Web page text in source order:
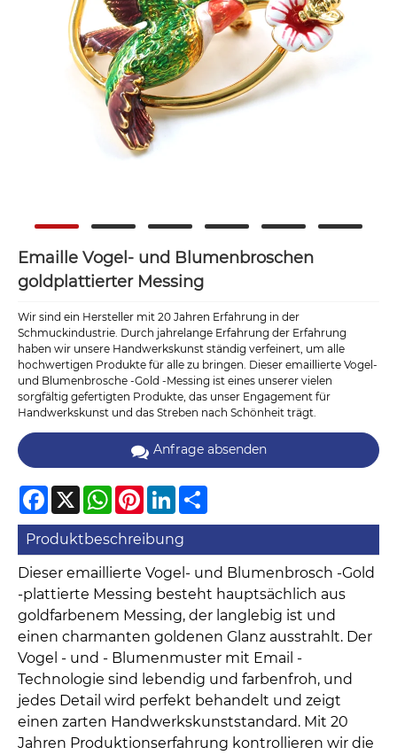
Emaille Vogel- und Blumenbroschen
goldplattierter Messing
Wir sind ein Hersteller mit 20 Jahren Erfahrung in der
Schmuckindustrie. Durch jahrelange Erfahrung der Erfahrung
haben wir unsere Handwerkskunst ständig verfeinert, um alle
hochwertigen Produkte für alle zu bringen. Dieser emaillierte Vogel-
und Blumenbrosche -Gold -Messing ist eines unserer vielen
sorgfältig gefertigten Produkte, das unser Engagement für
Handwerkskunst und das Streben nach Schönheit trägt.
Anfrage absenden
Facebook
X WhatsAppPinterestLinkedIn
Produktbeschreibung
Dieser emaillierte Vogel- und Blumenbrosch -Gold
-plattierte Messing besteht hauptsächlich aus
goldfarbenem Messing, der langlebig ist und
einen charmanten goldenen Glanz ausstrahlt. Der
Vogel - und - Blumenmuster mit Email -
Technologie sind lebendig und farbenfroh, und
jedes Detail wird perfekt behandelt und zeigt
einen zarten Handwerkskunststandard. Mit 20
Jahren Produktionserfahrung kontrollieren wir die